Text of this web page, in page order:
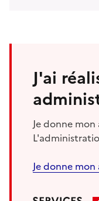
J'ai
Je donne mon
Je donne mon